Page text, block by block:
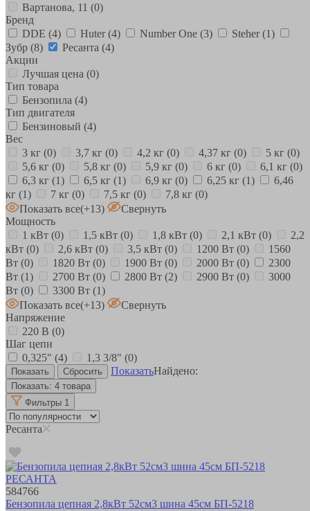
Вартанова, 11 (0)
Бренд
DDE (4) Huter(4) Number One (3) Steher(1)
Зубр (8) Ресанта (4)
Акции
Лучшая цена (0)
Тип товара
Бензопила (4)
Тип двигателя
Бензиновый (4)
Вес
3 кг (0) 3,7 кг (0) 4,2 кг (0) 4,37 кг (0) 5 кг (0)
5,6 кг (0) 5,8 кг (0) 5,9 кг (0) 6 кг (0) 6,1 кг (0)
6,3 кг (1) 6,5 кг (1) 6,9 кг (0) 6,25 кг (1)
6,46
кг (1) 7 кг (0) 7,5 кг (0) 7,8 кг (0)
Показать все(+13)
Свернуть
Мощность
1 кВт (0) 1,5 кВт (0) 1,8 кВт (0) 2,1 кВт (0)
2,2
кВт (0) 2,6 кВт (0) 3,5 кВт (0) 1200 Вт (0)
1560
Вт (0) 1820 Вт (0) 1900 Вт (0) 2000 Вт (0)
2300
Вт (1) 2700 Вт (0) 2800 Вт (2) 2900 Вт (0)
3000
Вт (0) 3300 Вт (1)
Показать все(+13)
Свернуть
Напряжение
220 В (0)
Шаг цепи
0,325" (4) 1,3 3/8" (0)
ПоказатьНайдено:
Показать: 4 товара
Фильтры 1
Ресанта
584766
Бензопила цепная 2,8кВт 52см3 шина 45см БП-5218